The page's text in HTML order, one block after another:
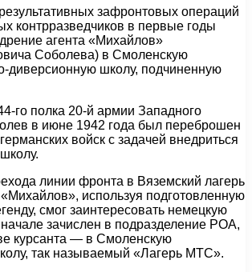
зафронтовых операций
контрразведчиков в первые годы
агента «Михайлов»
Соболева) в Смоленскую
диверсионную школу, подчиненную
го полка 20-й армии Западного
в июне 1942 года был переброшен
войск с задачей внедриться
линии фронта в Вяземский лагерь
используя подготовленную
смог заинтересовать немецкую
зачислен в подразделение РОА,
курсанта — в Смоленскую
так называемый «Лагерь МТС».